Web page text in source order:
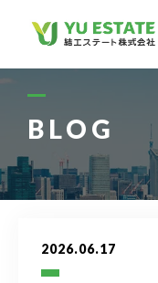
BLOG
2026.06.17